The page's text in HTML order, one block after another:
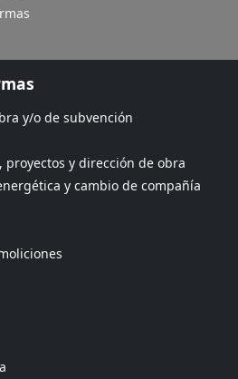
y/o de subvención
y dirección de obra
y cambio de compañía